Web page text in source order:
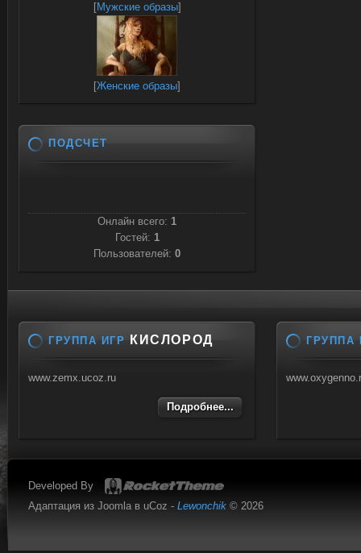
[Мужские образы]
[Женские образы]
ПОДСЧЕТ
Онлайн всего: 1
Гостей: 1
Пользователей: 0
ГРУППА ИГР КИСЛОРОД
www.zemx.ucoz.ru
Подробнее...
ГРУППА
Developed By
Адаптация из Joomla в uCoz - Lewonchik © 2026